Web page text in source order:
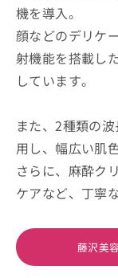
機を導入。
顔などのデリケ
射機能を搭載し
しています。
また、2種類の
用し、幅広い肌
さらに、麻酔ク
ケアなど、丁寧
藤沢美